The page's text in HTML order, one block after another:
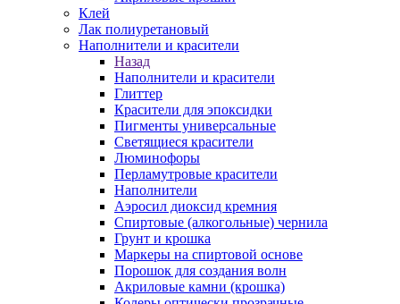
Клей
Лак полиуретановый
Наполнители и красители
Назад
Наполнители и красители
Глиттер
Красители для эпоксидки
Пигменты универсальные
Светящиеся красители
Люминофоры
Перламутровые красители
Наполнители
Аэросил диоксид кремния
Спиртовые (алкогольные) чернила
Грунт и крошка
Маркеры на спиртовой основе
Порошок для создания волн
Акриловые камни (крошка)